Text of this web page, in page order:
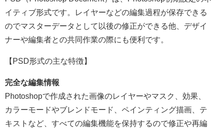
イティブ形式です。レイヤーなどの編集過程が保存できる
のでマスターデータとして以後の修正ができる他、デザイ
ナーや編集者との共同作業の際にも便利です。
【PSD形式の主な特徴】
完全な編集情報
Photoshopで作成された画像のレイヤーやマスク、効果、
カラーモードやブレンドモード、ペインティング描画、テ
キストなど、すべての編集機能を保持するので修正や再編